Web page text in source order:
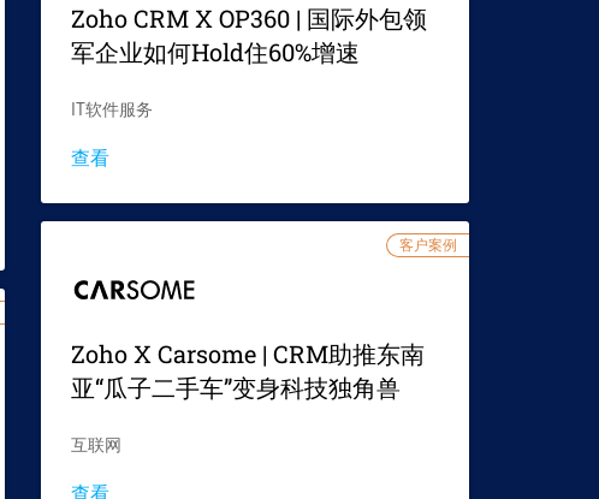
Zoho CRM X OP360 | 国际外包领
军企业如何Hold住60%增速
IT软件服务
查看
客户案例
Zoho X Carsome | CRM助推东南
亚“瓜子二手车”变身科技独角兽
互联网
查看